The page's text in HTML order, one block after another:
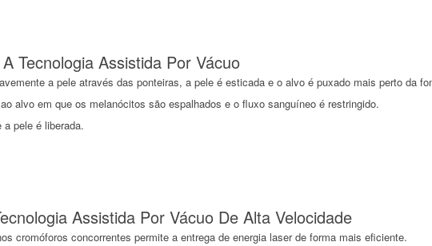
Tecnologia Assistida Por Vácuo
a pele através das ponteiras, a pele é esticada e o alvo é puxado mais perto da
alvo em que os melanócitos são espalhados e o fluxo sanguíneo é restringido.
pele é liberada.
Assistida Por Vácuo De Alta Velocidade
cromóforos concorrentes permite a entrega de energia laser de forma mais eficiente.